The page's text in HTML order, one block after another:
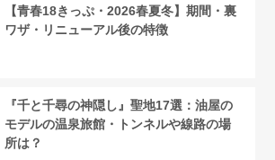
【青春18きっぷ・2026春夏冬】期間・裏
ワザ・リニューアル後の特徴
『千と千尋の神隠し』聖地17選：油屋の
モデルの温泉旅館・トンネルや線路の場
所は？